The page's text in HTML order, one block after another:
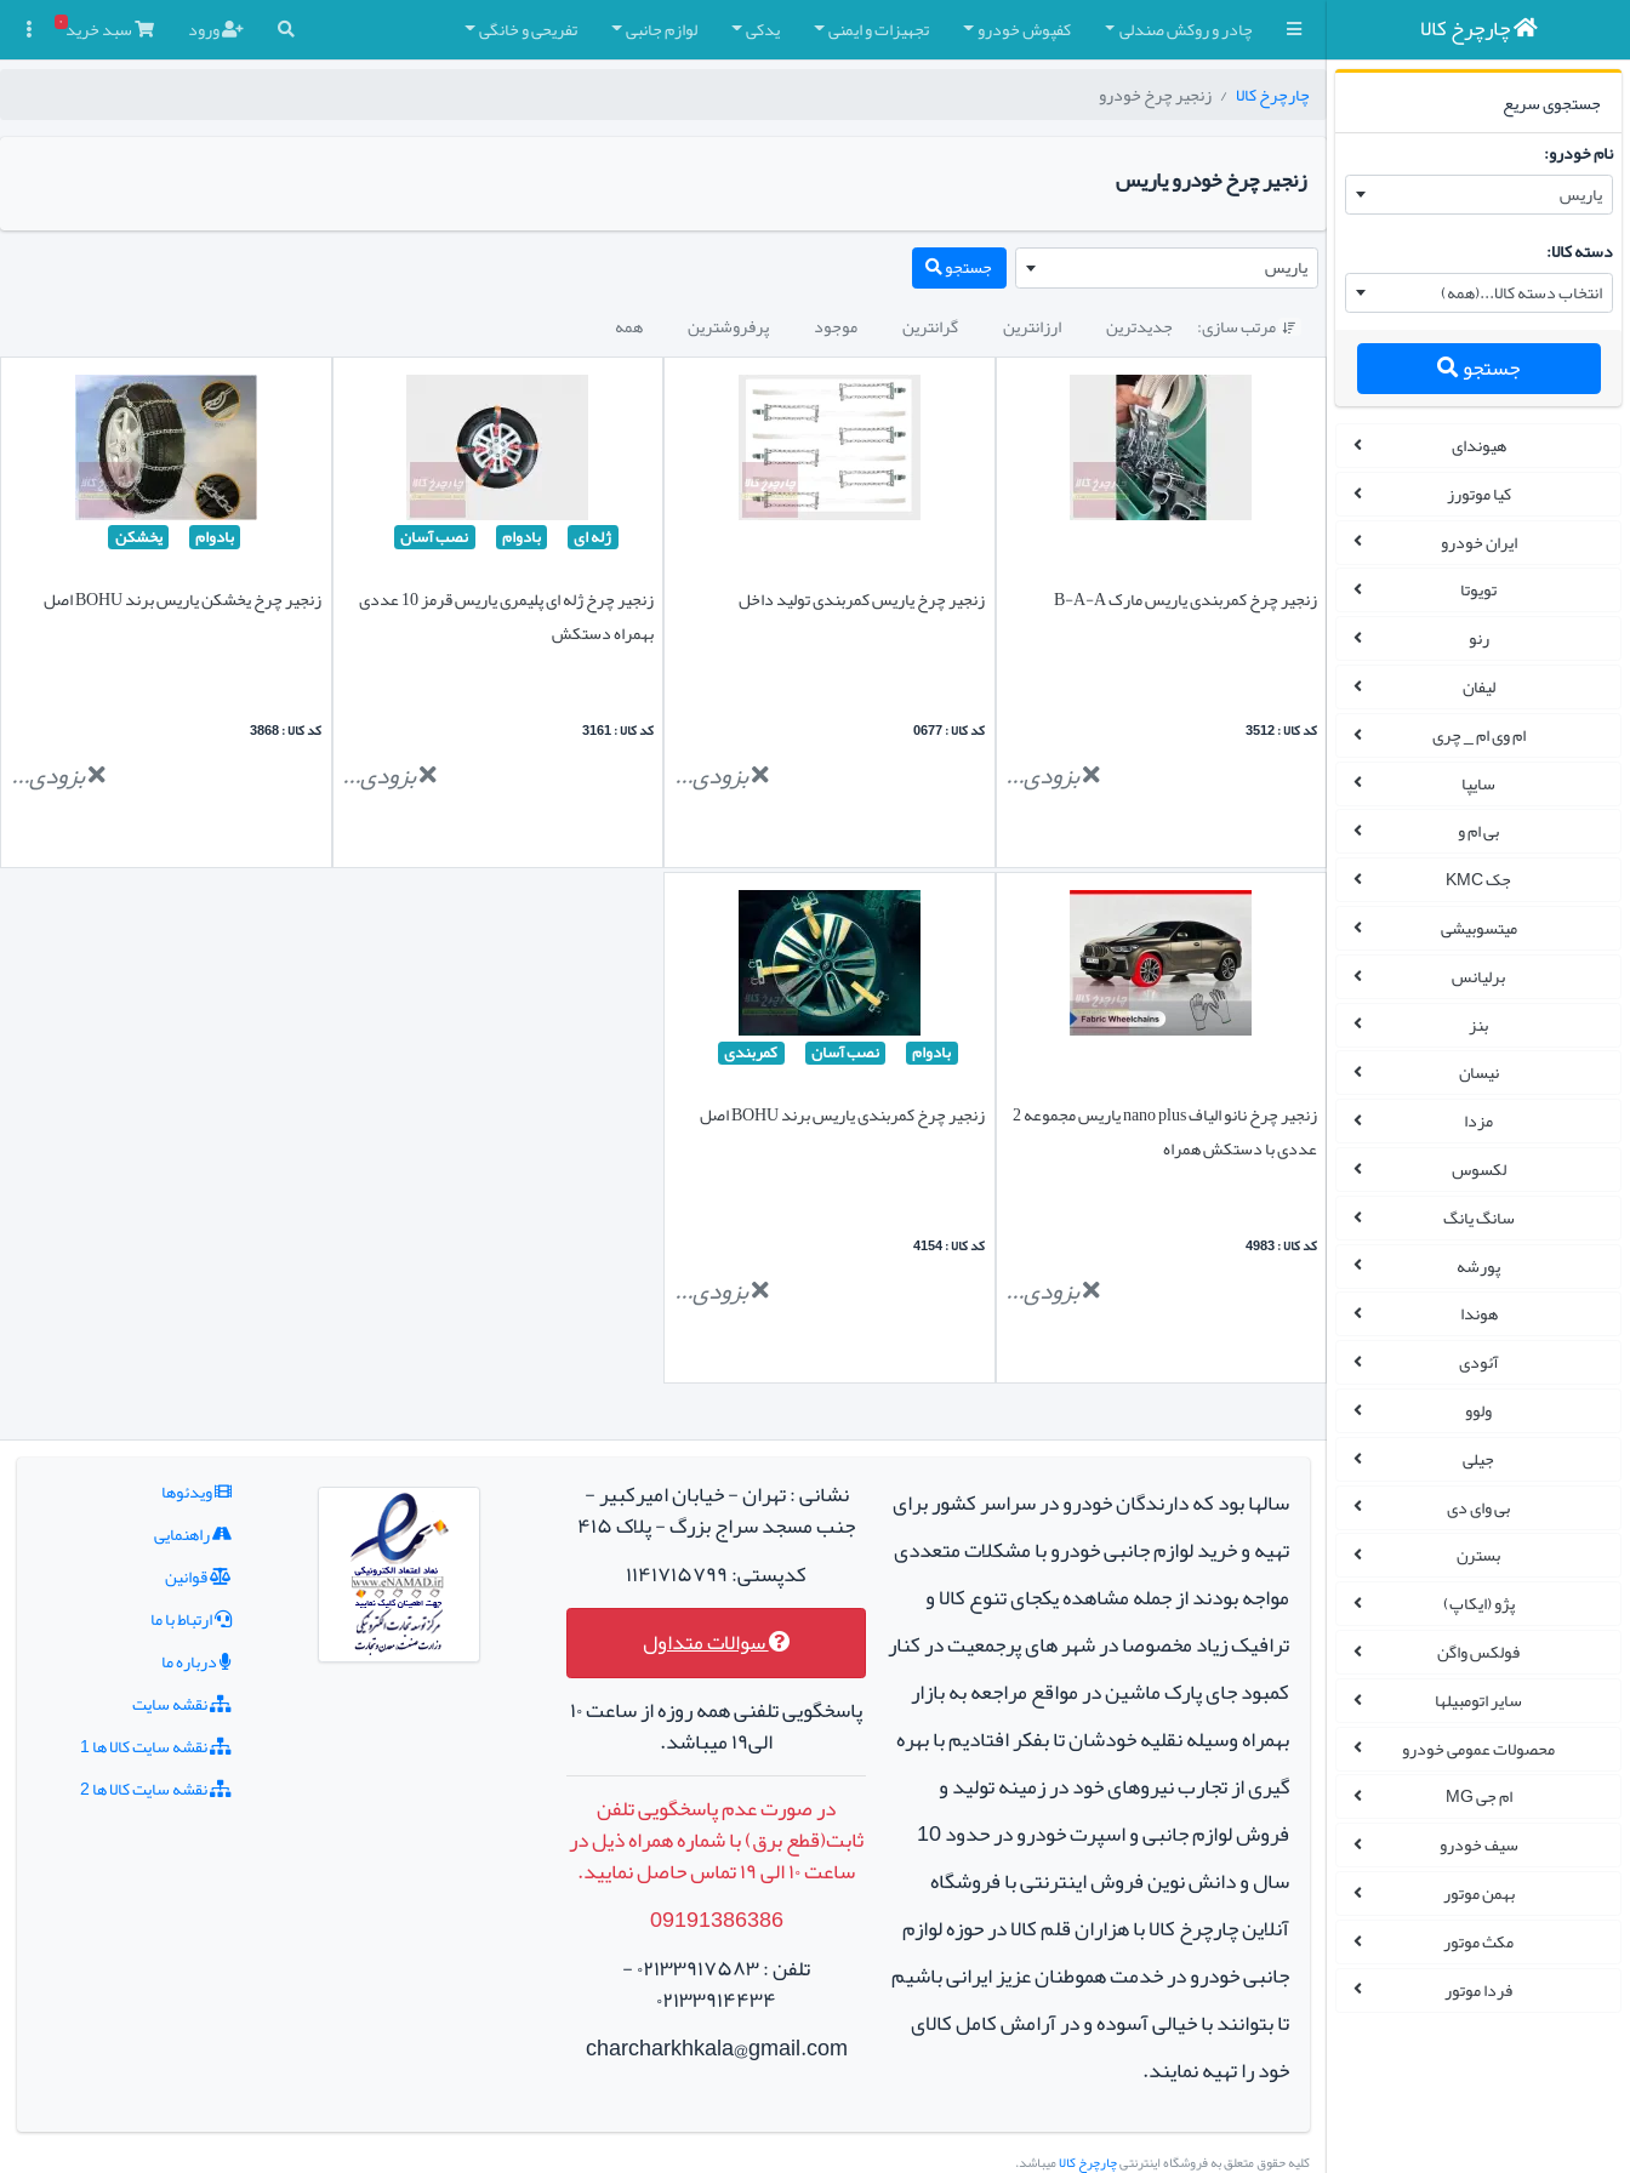
چادر و روکش صندلی کفپوش خودرو تجهیزات و ایمنی یدکی لوازم جانبی تفریحی و خانگی ورود سبدخرید۰ چارچرخ کالا
جستجوی سریع
نام خودرو:
یاریس
دسته کالا:
انتخاب دسته کالا...(همه)
جستجو
هیوندای
کیا موتورز
ایران خودرو
تویوتا
رنو
لیفان
ام وی ام _ چری
سایپا
بی ام و
جک KMC
میتسوبیشی
برلیانس
بنز
نیسان
مزدا
لکسوس
سانگ یانگ
پورشه
هوندا
آئودی
ولوو
جیلی
بی وای دی
بسترن
پژو (ایکاپ)
فولکس واگن
سایر اتومبیلها
محصولات عمومی خودرو
ام جی MG
سیف خودرو
بهمن موتور
مکث موتور
فردا موتور
چارچرخ کالا زنجیر چرخ خودرو
زنجیر چرخ خودرو یاریس
یاریس جستجو
 مرتب سازی: جدیدترین ارزانترین گرانترین موجود پرفروشترین همه
زنجیر چرخ کمربندی یاریس مارک B-A-A
کد کالا : 3512
بزودی...
زنجیر چرخ یاریس کمربندی تولید داخل
کد کالا : 0677
بزودی...
ژله ای بادوام نصب آسان
زنجیر چرخ ژله ای پلیمری یاریس قرمز 10 عددی
بهمراه دستکش
کد کالا : 3161
بزودی...
بادوام یخشکن
زنجیر چرخ یخشکن یاریس برند BOHU اصل
کد کالا : 3868
بزودی...
زنجیر چرخ نانو الیاف nano plus یاریس مجموعه 2
عددی با دستکش همراه
کد کالا : 4983
بزودی...
بادوام نصب آسان کمربندی
زنجیر چرخ کمربندی یاریس برند BOHU اصل
کد کالا : 4154
بزودی...
سالها بود که دارندگان خودرو در سراسر کشور برای
تهیه و خرید لوازم جانبی خودرو با مشکلات متعددی
مواجه بودند از جمله مشاهده یکجای تنوع کالا و
ترافیک زیاد مخصوصا در شهر های پرجمعیت در کنار
کمبود جای پارک ماشین در مواقع مراجعه به بازار
بهمراه وسیله نقلیه خودشان تا بفکر افتادیم با بهره
گیری از تجارب نیروهای خود در زمینه تولید و
فروش لوازم جانبی و اسپرت خودرو در حدود 10
سال و دانش نوین فروش اینترنتی با فروشگاه
آنلاین چارچرخ کالا با هزاران قلم کالا در حوزه لوازم
جانبی خودرو در خدمت هموطنان عزیز ایرانی باشیم
تا بتوانند با خیالی آسوده و در آرامش کامل کالای
خود را تهیه نمایند.
نشانی : تهران - خیابان امیرکبیر -
جنب مسجد سراج بزرگ - پلاک ۴۱۵
کدپستی: ۱۱۴۱۷۱۵۷۹۹
سوالات متداول
پاسخگویی تلفنی همه روزه از ساعت ۱۰
الی۱۹ میباشد.
در صورت عدم پاسخگویی تلفن
ثابت(قطع برق) با شماره همراه ذیل در
ساعت۱۰الی۱۹تماس حاصل نمایید.
09191386386
تلفن : ۰۲۱۳۳۹۱۷۵۸۳ -
۰۲۱۳۳۹۱۴۴۳۴
charcharkhkala@gmail.com
ویدئوها
راهنمایی
قوانین
ارتباط با ما
درباره ما
نقشه سایت
نقشه سایت کالا ها 1
نقشه سایت کالا ها 2
کلیه حقوق متعلق به فروشگاه اینترنتیچارچرخ کالامیباشد.